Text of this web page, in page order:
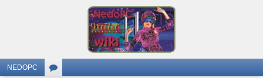
NEDOPC